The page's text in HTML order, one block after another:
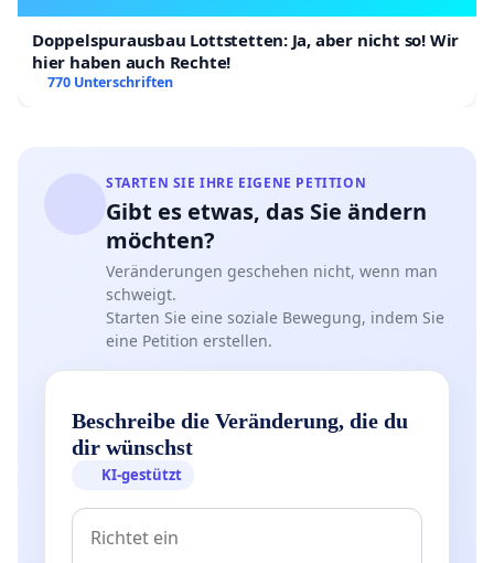
Doppelspurausbau Lottstetten: Ja, aber nicht so! Wir
hier haben auch Rechte!
770 Unterschriften
STARTEN SIE IHRE EIGENE PETITION
Gibt es etwas, das Sie ändern
möchten?
Veränderungen geschehen nicht, wenn man
schweigt.
Starten Sie eine soziale Bewegung, indem Sie
eine Petition erstellen.
Beschreibe die Veränderung, die du
dir wünschst
KI-gestützt